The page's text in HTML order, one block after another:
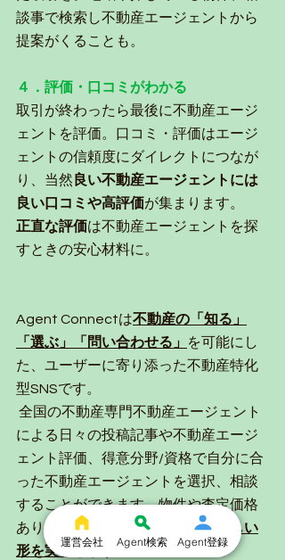
談事で検索し不動産エージェントから
提案がくることも。
４．評価・口コミがわかる
取引が終わったら最後に不動産エージ
ェントを評価。口コミ・評価はエージ
ェントの信頼度にダイレクトにつなが
り
、当然 良い不動産エージェントには
良い口コミや高評価が集まります。
正直な評価は不動産エージェントを探
すときの安心材料に。
Agent Connectは不動産の「知る」
「選ぶ」「問い合わせる」
を可能にし
た、ユーザーに寄り添った不動産特化
型SNSです。
全国の不動産専門不動産エージェント
による日々の投稿記事や不動産エージ
ェント評価、得意分野/資格で自分に合
った不動産エージェントを選択、相談
することができます。物件や査定価格
ありきでは無い、
不動産取引の新しい
形を実現します。
運営会社 Agent検索 Agent登録